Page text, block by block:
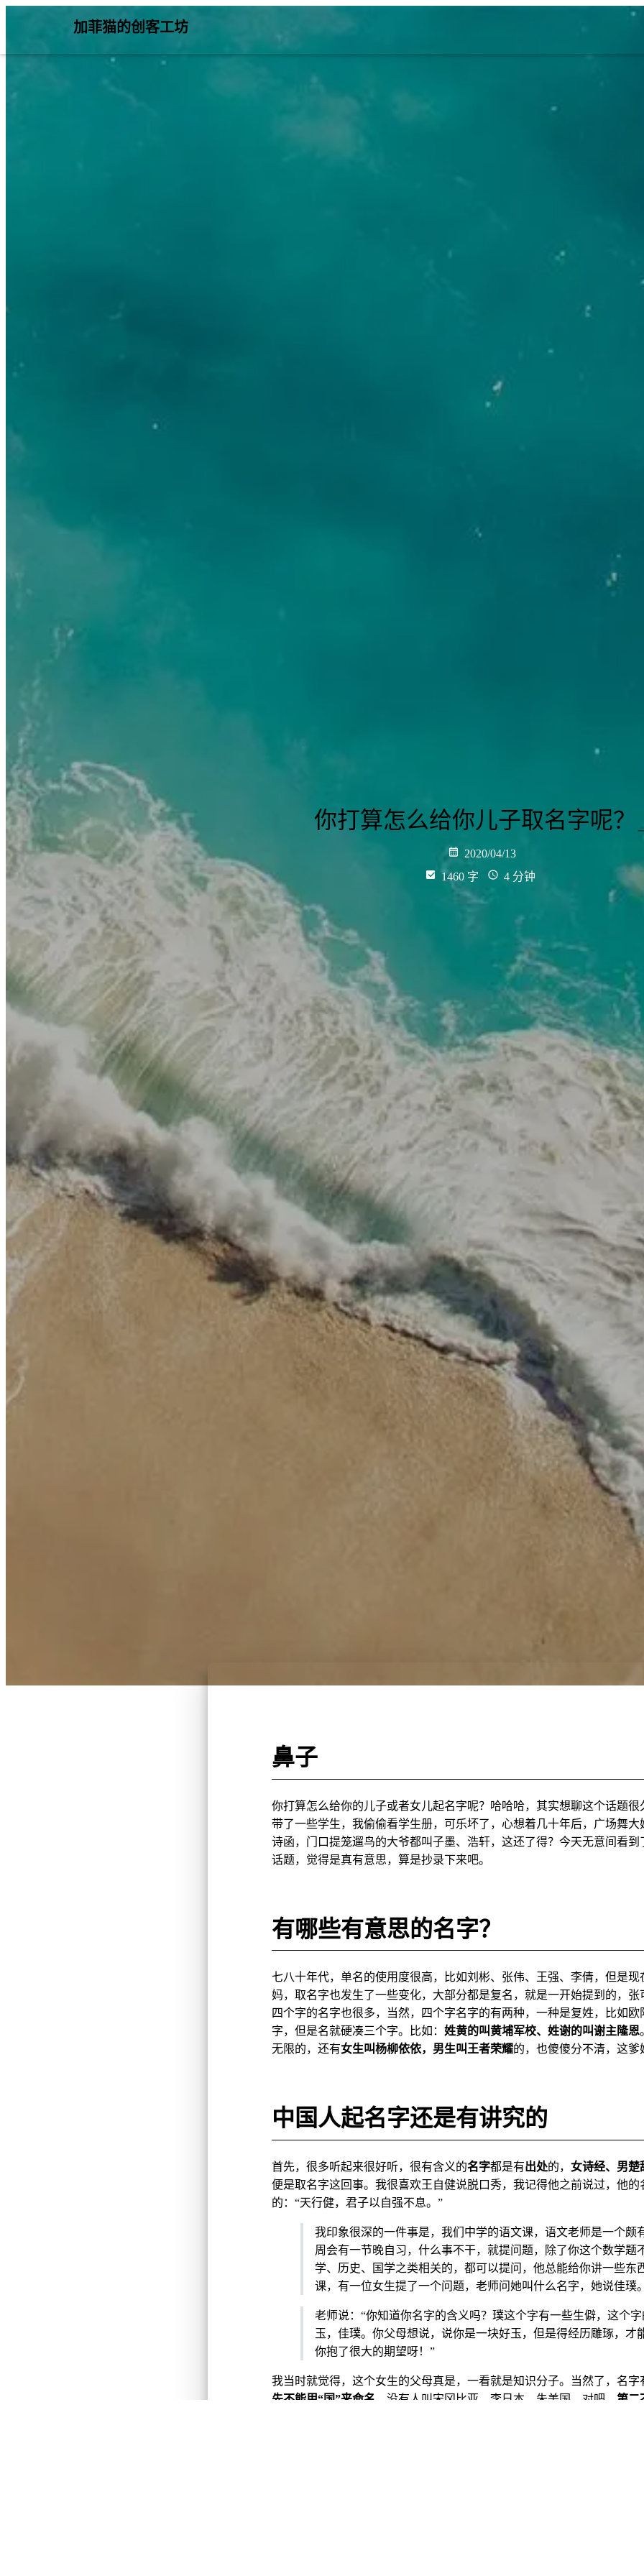
加菲猫的创客工坊
你打算怎么给你儿子取名字呢？
2020/04/13
1460 字
4 分钟
鼻子
你打算怎么给你的儿子或者女儿起名字呢？哈哈哈，其实想聊这个话题
带了一些学生，我偷偷看学生册，可乐坏了，心想着几十年后，广场舞
诗函，门口提笼遛鸟的大爷都叫子墨、浩轩，这还了得？今天无意间看
话题，觉得是真有意思，算是抄录下来吧。
有哪些有意思的名字？
七八十年代，单名的使用度很高，比如刘彬、张伟、王强、李倩，但是现
妈，取名字也发生了一些变化，大部分都是复名，就是一开始提到的，
四个字的名字也很多，当然，四个字名字的有两种，一种是复姓，比如
字，但是名就硬凑三个字。比如： 姓黄的叫黄埔军校、姓谢的叫谢主隆恩
无限的，还有女生叫杨柳依依，男生叫王者荣耀的，也傻傻分不清，这爹
中国人起名字还是有讲究的
首先，很多听起来很好听，很有含义的名字都是有出处的， 女诗经、男楚
便是取名字这回事。我很喜欢王自健说脱口秀，我记得他之前说过，他
的：“天行健，君子以自强不息。”
我印象很深的一件事是，我们中学的语文课，语文老师是一个颇
周会有一节晚自习，什么事不干，就提问题，除了你这个数学题
学、历史、国学之类相关的，都可以提问，他总能给你讲一些东
课，有一位女生提了一个问题，老师问她叫什么名字，她说佳璞
老师说：“你知道你名字的含义吗？璞这个字有一些生僻，这个
玉，佳璞。你父母想说，说你是一块好玉，但是得经历雕琢，才
你抱了很大的期望呀！”
我当时就觉得，这个女生的父母真是，一看就是知识分子。当然了，名
先不能用“国”来命名 。没有人叫宋冈比亚、李日本、朱美国，对吧。 第二